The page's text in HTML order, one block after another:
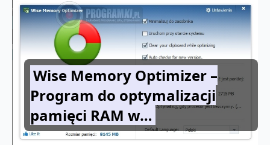
Wise Memory Optimizer –
Program do optymalizacji
pamięci RAM w…